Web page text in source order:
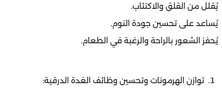
يُقلل من القلق والاكتئاب.
يُساعد على تحسين جودة النوم.
يُحفز الشعور بالراحة والرغبة في الطعام.
توازن الهرمونات وتحسين وظائف الغدة الدرقية: